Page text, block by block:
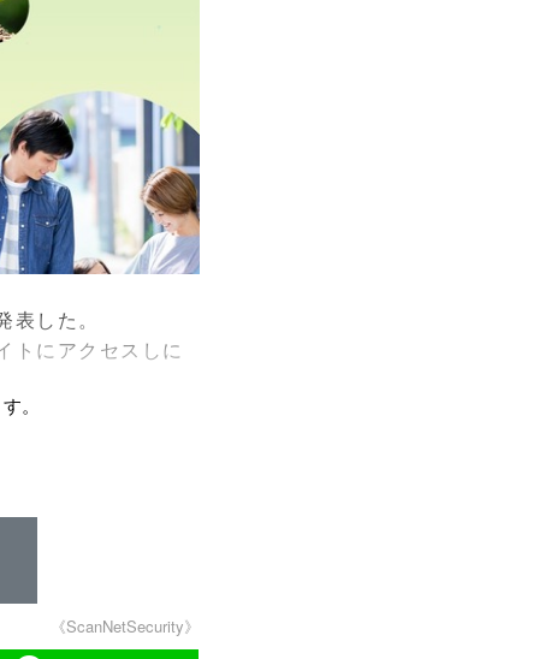
した。
トにアクセスしに
。
《ScanNetSecurity》